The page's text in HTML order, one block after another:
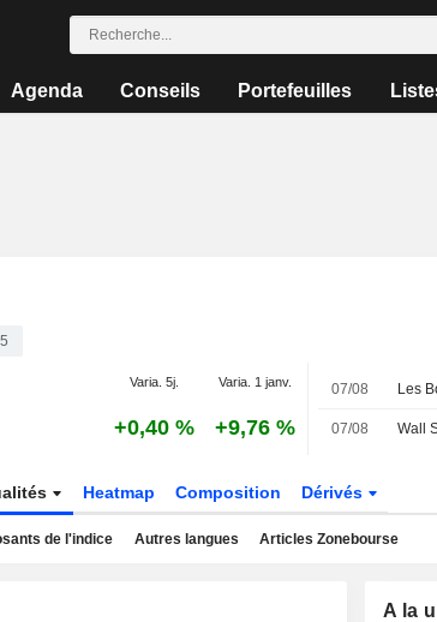
Agenda Conseils Portefeuilles
Varia. 5j. Varia. 1 janv.
+0,40 % +9,76 %
07/08
07/08
Heatmap Composition Dérivés
de l'indice Autres langues Articles Zonebourse
A la